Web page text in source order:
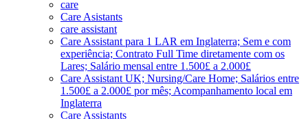
care
Care Asistants
care assistant
Care Assistant para 1 LAR em Inglaterra; Sem e com
experiência; Contrato Full Time diretamente com os
Lares; Salário mensal entre 1.500£ a 2.000£
Care Assistant UK; Nursing/Care Home; Salários entre
1.500£ a 2.000£ por mês; Acompanhamento local em
Inglaterra
Care Assistants